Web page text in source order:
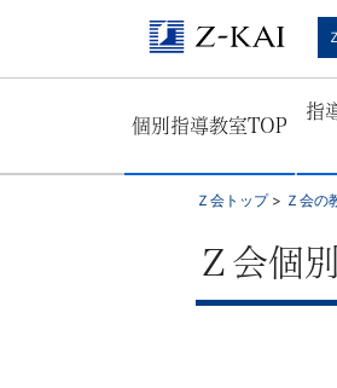
関
個別指導教室TOP
指
Ｚ会トップ> Ｚ会の
Ｚ会個